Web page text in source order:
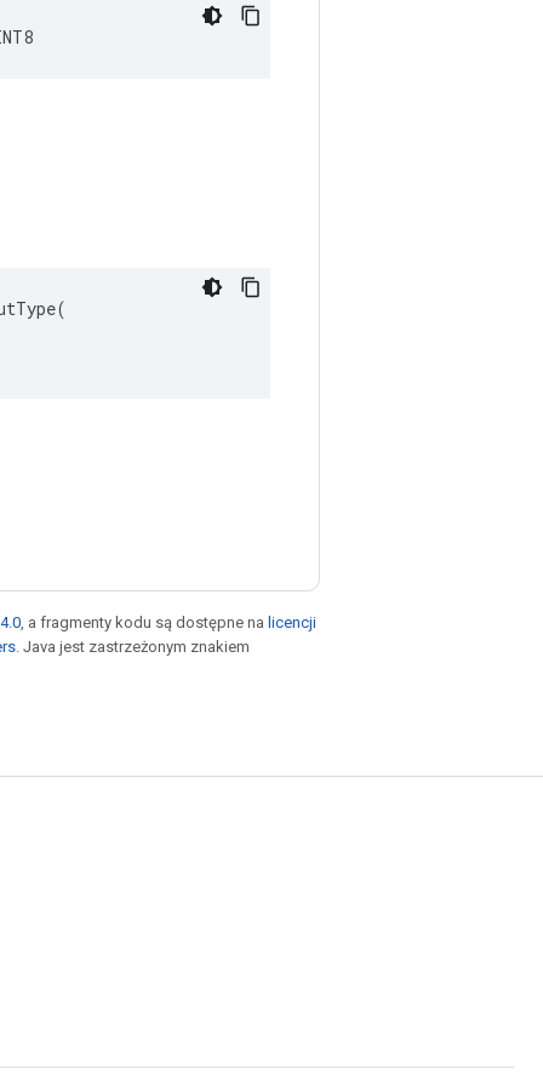
, a fragmenty kodu są dostępne na licencji
. Java jest zastrzeżonym znakiem